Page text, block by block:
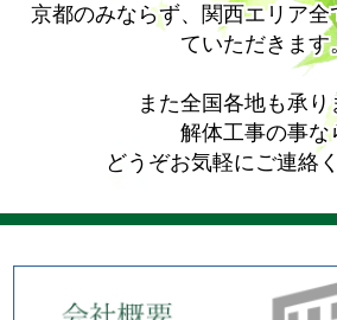
京都のみならず、関西エリア
ていただきます
また全国各地も承り
解体工事の事な
どうぞお気軽にご連絡